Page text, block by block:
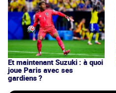
Et maintenant Suzuki : à quoi
joue Paris avec ses
gardiens ?